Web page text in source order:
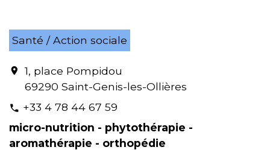
Santé / Action sociale
location_on
1, place Pompidou
69290 Saint-Genis-les-Ollières
phone +33 4 78 44 67 59
micro-nutrition - phytothérapie -
aromathérapie - orthopédie